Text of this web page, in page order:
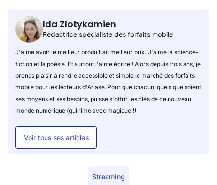
Ida Zlotykamien
Rédactrice spécialiste des forfaits mobile
J'aime avoir le meilleur produit au meilleur prix. J'aime la science-
fiction et la poésie. Et surtout j'aime écrire ! Alors depuis trois ans, je
prends plaisir à rendre accessible et simple le marché des forfaits
mobile pour les lecteurs d'Ariase. Pour que chacun, quels que soient
ses moyens et ses besoins, puisse s'offrir les clés de ce nouveau
monde numérique (qui rime avec magique !)
Voir tous ses articles
Streaming